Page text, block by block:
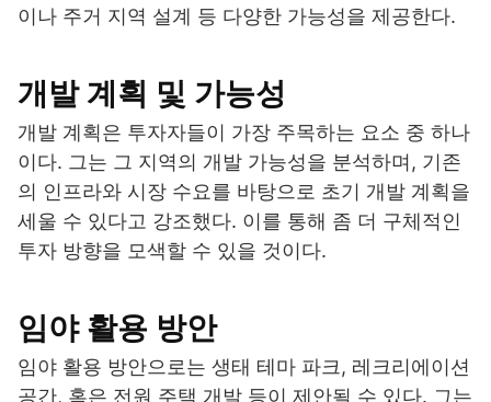
이나 주거 지역 설계 등 다양한 가능성을 제공한다.
개발 계획 및 가능성
개발 계획은 투자자들이 가장 주목하는 요소 중 하나
이다. 그는 그 지역의 개발 가능성을 분석하며, 기존
의 인프라와 시장 수요를 바탕으로 초기 개발 계획을
세울 수 있다고 강조했다. 이를 통해 좀 더 구체적인
투자 방향을 모색할 수 있을 것이다.
임야 활용 방안
임야 활용 방안으로는 생태 테마 파크, 레크리에이션
공간, 혹은 전원 주택 개발 등이 제안될 수 있다. 그는